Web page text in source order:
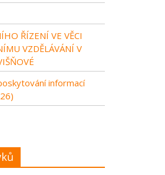
ŘÍZENÍ VE VĚCI
VZDĚLÁVÁNÍ V
informací